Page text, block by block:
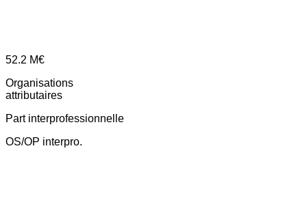
52.2 M€
Organisations
attributaires
Part interprofessionnelle
OS/OP interpro.